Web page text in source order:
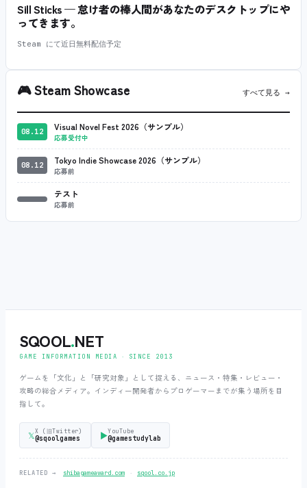
Sill Sticks — 怠け者の棒人間があなたのデスクトップにや
ってきます。
Steam にて近日無料配信予定
🎮Steam Showcase すべて見る →
08.12 Visual Novel Fest 2026（サンプル）
応募受付中
08.12 Tokyo Indie Showcase 2026（サンプル）
応募前
テスト
応募前
SQOOL.NET
GAME INFORMATION MEDIA ‧ SINCE 2013
ゲームを「文化」と「研究対象」として捉える、ニュース・特集・レビュー・
攻略の総合メディア。インディー開発者からプロゲーマーまでが集う場所を目
指して。
𝕏 X (旧Twitter)
@sqoolgames ▶YouTube
@gamestudylab
RELATED → shibagameaward.com ‧ sqool.co.jp